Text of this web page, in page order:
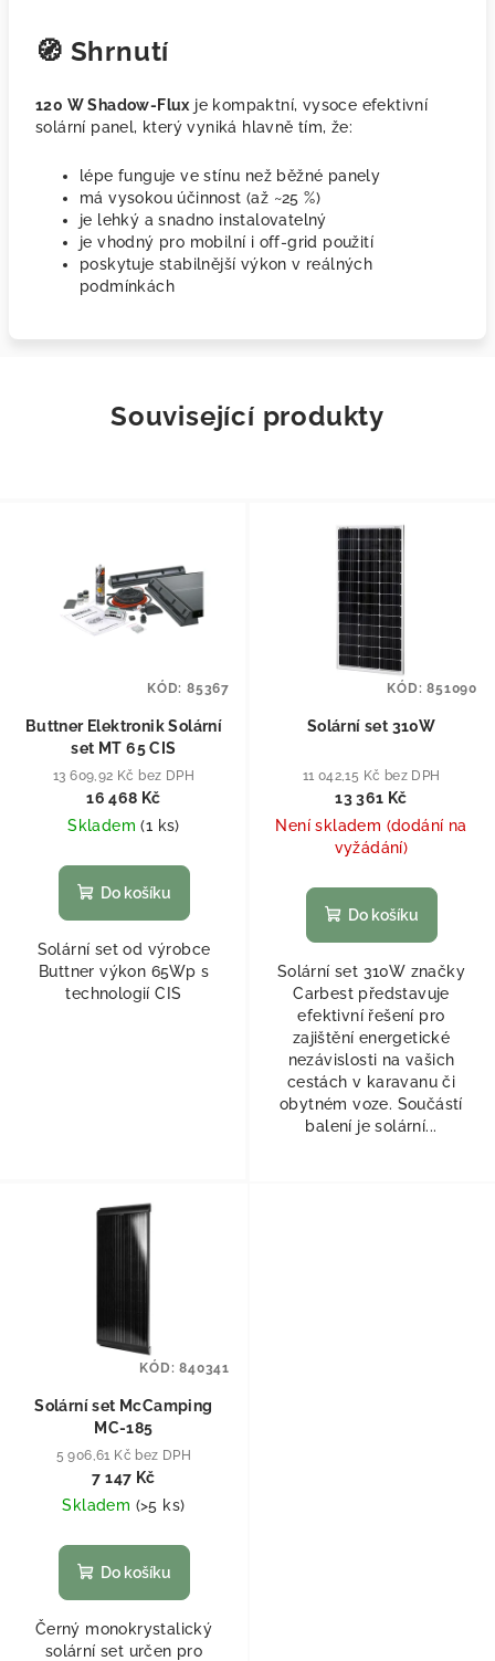
🧭 Shrnutí
120 W Shadow-Flux je kompaktní, vysoce efektivní
solární panel, který vyniká hlavně tím, že:
lépe funguje ve stínu než běžné panely
má vysokou účinnost (až ~25 %)
je lehký a snadno instalovatelný
je vhodný pro mobilní i off-grid použití
poskytuje stabilnější výkon v reálných
podmínkách
Související produkty
Buttner Elektronik Solární
set MT 65 CIS
13 609,92 Kč bez DPH
16 468 Kč
Skladem(1 ks)
Do košíku
Solární set od výrobce
Buttner výkon 65Wp s
technologií CIS
KÓD: 85367
Solární set 310W
11 042,15 Kč bez DPH
13 361 Kč
Není skladem (dodání na
vyžádání)
Do košíku
Solární set 310W značky
Carbest představuje
efektivní řešení pro
zajištění energetické
nezávislosti na vašich
cestách v karavanu či
obytném voze. Součástí
balení je solární...
KÓD:851090
Solární set McCamping
MC-185
5 906,61 Kč bez DPH
7 147 Kč
Skladem (>5 ks)
Do košíku
Černý monokrystalický
solární set určen pro
KÓD:840341